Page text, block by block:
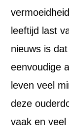
leeftijd last
nieuws is
eenvoudige
leven veel
deze
vaak en